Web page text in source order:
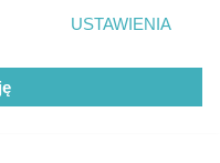
może być powielany i
ustawień prywatności
strony
wymagają zgody
się takiemu
zastosowanie tylko
USTAWIENIA